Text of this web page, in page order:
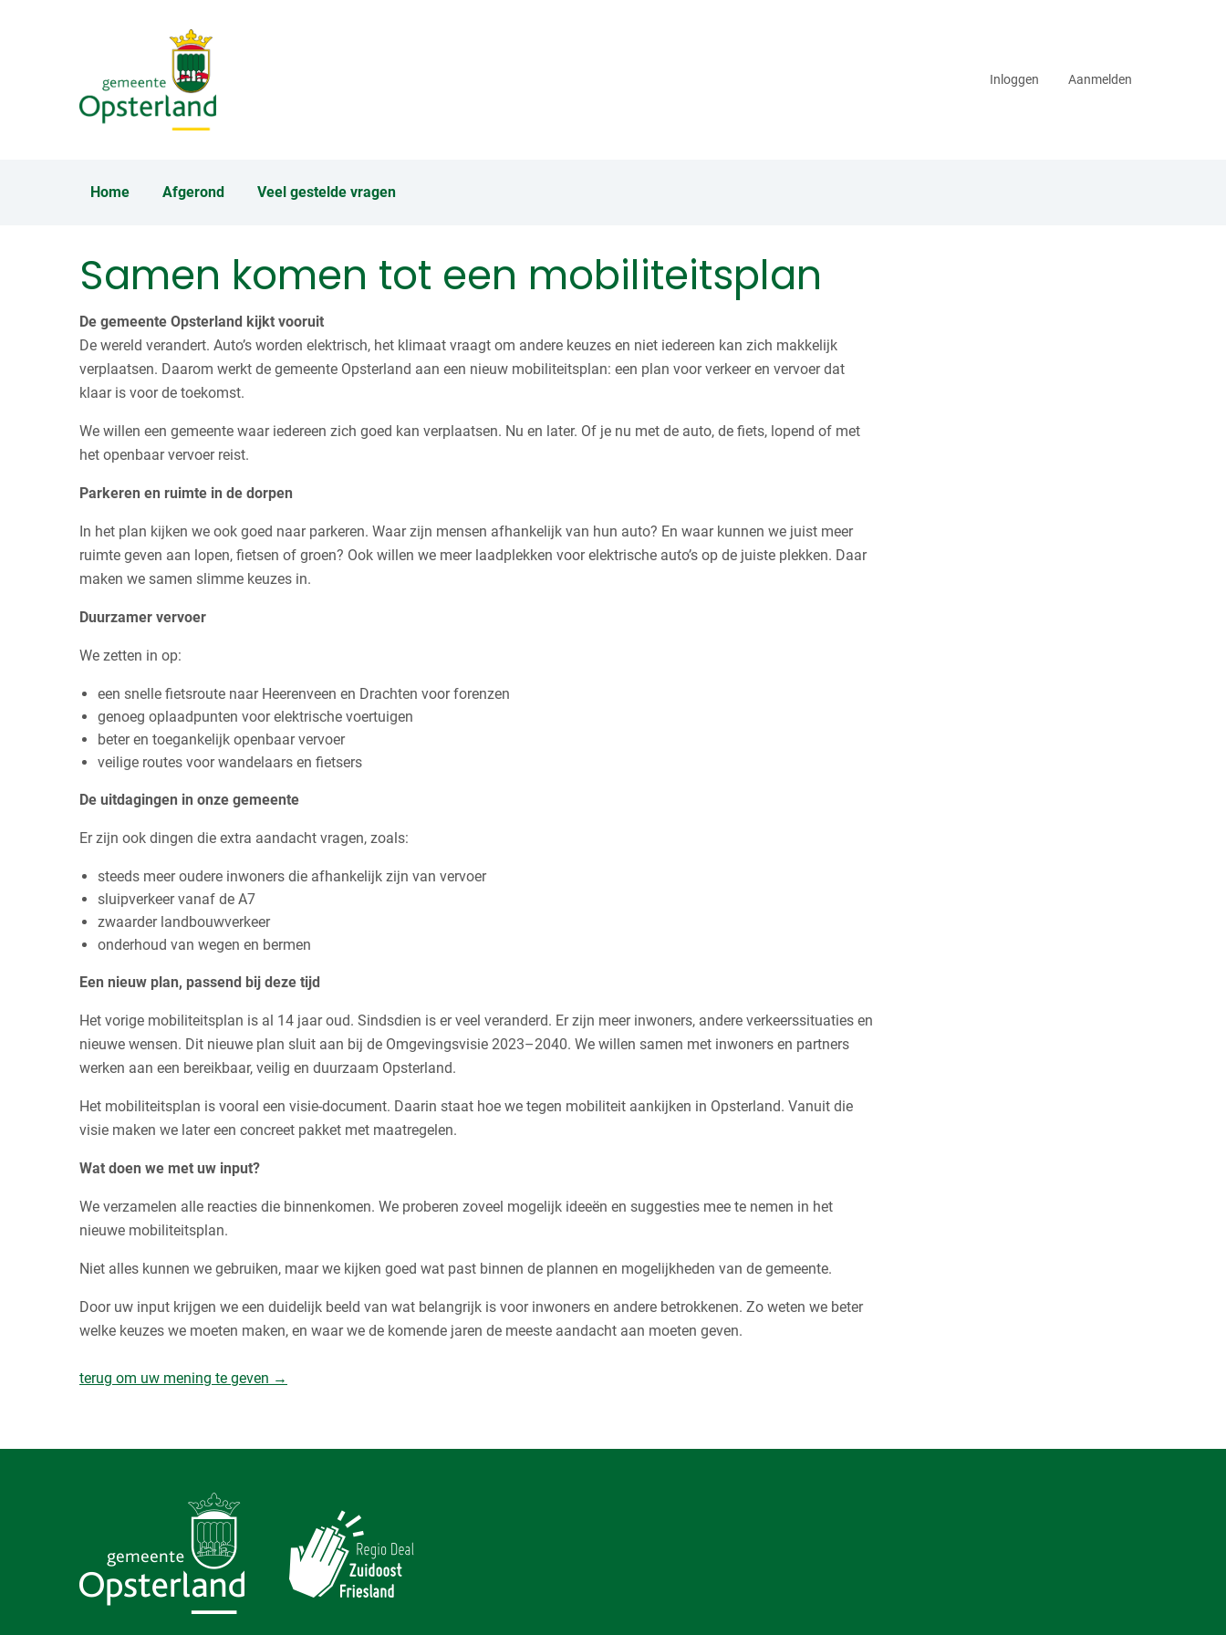
Inloggen Aanmelden
Navigation:
Home Afgerond Veel gestelde vragen
Samen komen tot een mobiliteitsplan
De gemeente Opsterland kijkt vooruit
De wereld verandert. Auto’s worden elektrisch, het klimaat vraagt om andere keuzes en niet iedereen kan zich makkelijk
verplaatsen. Daarom werkt de gemeente Opsterland aan een nieuw mobiliteitsplan: een plan voor verkeer en vervoer dat
klaar is voor de toekomst.
We willen een gemeente waar iedereen zich goed kan verplaatsen. Nu en later. Of je nu met de auto, de fiets, lopend of met
het openbaar vervoer reist.
Parkeren en ruimte in de dorpen
In het plan kijken we ook goed naar parkeren. Waar zijn mensen afhankelijk van hun auto? En waar kunnen we juist meer
ruimte geven aan lopen, fietsen of groen? Ook willen we meer laadplekken voor elektrische auto’s op de juiste plekken. Daar
maken we samen slimme keuzes in.
Duurzamer vervoer
We zetten in op:
een snelle fietsroute naar Heerenveen en Drachten voor forenzen
genoeg oplaadpunten voor elektrische voertuigen
beter en toegankelijk openbaar vervoer
veilige routes voor wandelaars en fietsers
De uitdagingen in onze gemeente
Er zijn ook dingen die extra aandacht vragen, zoals:
steeds meer oudere inwoners die afhankelijk zijn van vervoer
sluipverkeer vanaf de A7
zwaarder landbouwverkeer
onderhoud van wegen en bermen
Een nieuw plan, passend bij deze tijd
Het vorige mobiliteitsplan is al 14 jaar oud. Sindsdien is er veel veranderd. Er zijn meer inwoners, andere verkeerssituaties en
nieuwe wensen. Dit nieuwe plan sluit aan bij de Omgevingsvisie 2023–2040. We willen samen met inwoners en partners
werken aan een bereikbaar, veilig en duurzaam Opsterland.
Het mobiliteitsplan is vooral een visie-document. Daarin staat hoe we tegen mobiliteit aankijken in Opsterland. Vanuit die
visie maken we later een concreet pakket met maatregelen.
Wat doen we met uw input?
We verzamelen alle reacties die binnenkomen. We proberen zoveel mogelijk ideeën en suggesties mee te nemen in het
nieuwe mobiliteitsplan.
Niet alles kunnen we gebruiken, maar we kijken goed wat past binnen de plannen en mogelijkheden van de gemeente.
Door uw input krijgen we een duidelijk beeld van wat belangrijk is voor inwoners en andere betrokkenen. Zo weten we beter
welke keuzes we moeten maken, en waar we de komende jaren de meeste aandacht aan moeten geven.
terug om uw mening te geven →